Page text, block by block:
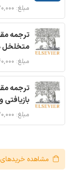
مبلغ: ۱۲۰,۰۰۰ تومان
ترجمه
متخلخل
مبلغ: ۱۴۰,۰۰۰ تومان
ترجمه
بازیافتی
مبلغ: ۱۲۰,۰۰۰ تومان
مشاهده خریدهای